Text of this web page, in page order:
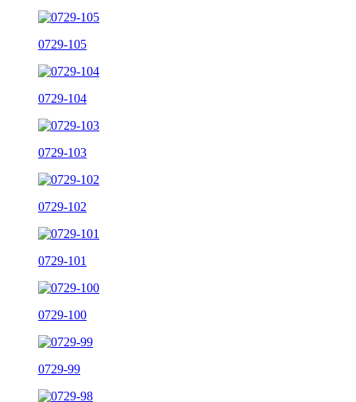
0729-105
0729-104
0729-103
0729-102
0729-101
0729-100
0729-99